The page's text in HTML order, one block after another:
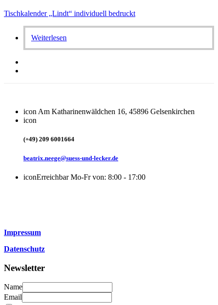
Tischkalender „Lindt“ individuell bedruckt
Weiterlesen
icon Am Katharinenwäldchen 16, 45896 Gelsenkirchen
icon
(+49) 209 6001664
beatrix.neege@suess-und-lecker.de
iconErreichbar Mo-Fr von: 8:00 - 17:00
Impressum
Datenschutz
Newsletter
Name
Email